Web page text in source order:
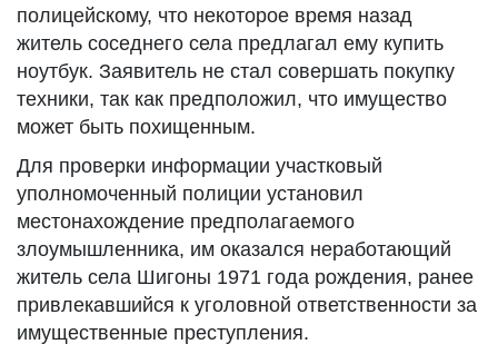
полицейскому, что некоторое время назад
житель соседнего села предлагал ему купить
ноутбук. Заявитель не стал совершать покупку
техники, так как предположил, что имущество
может быть похищенным.
Для проверки информации участковый
уполномоченный полиции установил
местонахождение предполагаемого
злоумышленника, им оказался неработающий
житель села Шигоны 1971 года рождения, ранее
привлекавшийся к уголовной ответственности за
имущественные преступления.